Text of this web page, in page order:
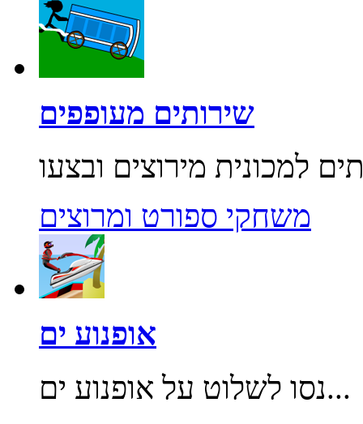
שירותים מעופפים
משחקי ספורט ומרוצים
אופנוע ים
נסו לשלוט על אופנוע ים...